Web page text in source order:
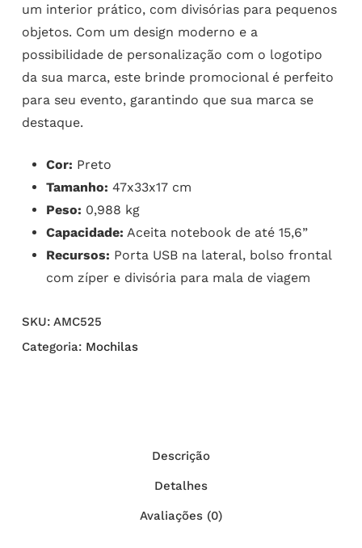
um interior prático, com divisórias para pequenos
objetos. Com um design moderno e a
possibilidade de personalização com o logotipo
da sua marca, este brinde promocional é perfeito
para seu evento, garantindo que sua marca se
destaque.
Cor: Preto
Tamanho: 47x33x17 cm
Peso: 0,988 kg
Capacidade: Aceita notebook de até 15,6”
Recursos: Porta USB na lateral, bolso frontal
com zíper e divisória para mala de viagem
SKU: AMC525
Categoria: Mochilas
Descrição
Detalhes
Avaliações (0)